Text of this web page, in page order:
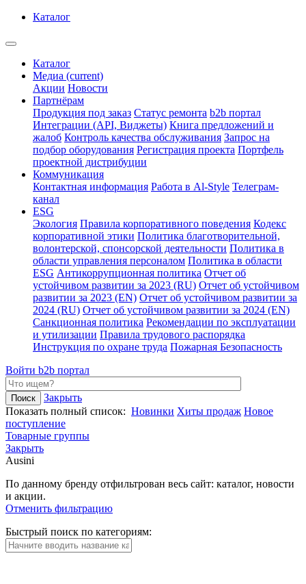
Каталог
Каталог
Медиа (current)
Акции Новости
Партнёрам
Продукция под заказ Статус ремонта b2b портал
Интеграции (API, Виджеты) Книга предложений и
жалоб Контроль качества обслуживания Запрос на
подбор оборудования Регистрация проекта Портфель
проектной дистрибуции
Коммуникация
Контактная информация Работа в Al-Style Телеграм-
канал
ESG
Экология Правила корпоративного поведения Кодекс
корпоративной этики Политика благотворительной,
волонтерской, спонсорской деятельности Политика в
области управления персоналом Политика в области
ESG Антикоррупционная политика Отчет об
устойчивом развитии за 2023 (RU) Отчет об устойчивом
развитии за 2023 (EN) Отчет об устойчивом развитии за
2024 (RU) Отчет об устойчивом развитии за 2024 (EN)
Санкционная политика Рекомендации по эксплуатации
и утилизации Правила трудового распорядка
Инструкция по охране труда Пожарная Безопасность
Войти b2b портал
Закрыть
Показать полный список: Новинки Хиты продаж Новое
поступление
Товарные группы
Закрыть
Ausini
По данному бренду отфильтрован весь сайт: каталог, новости
и акции.
Отменить фильтрацию
Быстрый поиск по категориям: